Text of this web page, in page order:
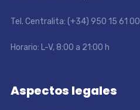
Tel. Centralita: (+34) 950 15 61 00
Horario: L-V, 8:00 a 21:00 h
Aspectos legales